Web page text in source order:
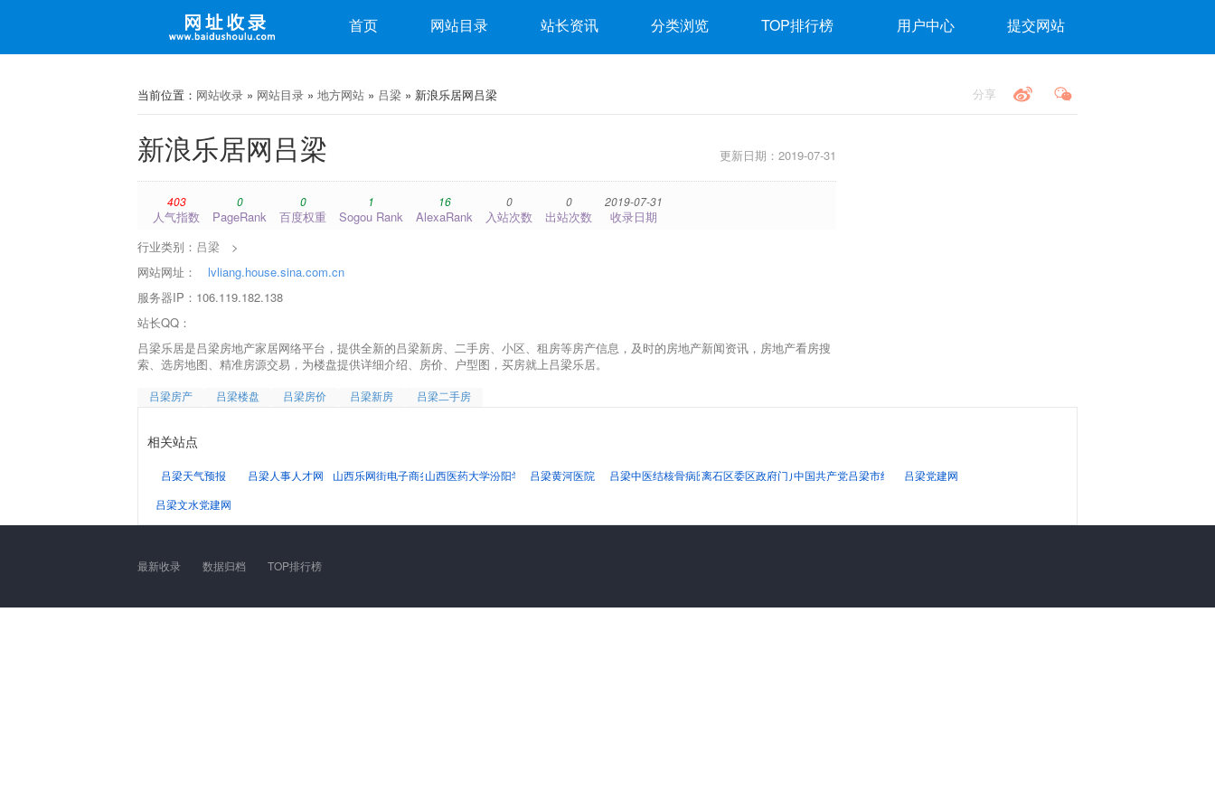
首页 网站目录 站长资讯 分类浏览 TOP排行榜 用户中心 提交网站
分享
微信
当前位置： 网站收录 » 网站目录 » 地方网站 » 吕梁 » 新浪乐居网吕梁
更新日期：2019-07-31
新浪乐居网吕梁
403
人气指数
0
PageRank
0
百度权重
1
Sogou Rank
16
AlexaRank
0
入站次数
0
出站次数
2019-07-31
收录日期
行业类别： 吕梁
>
网站网址：
lvliang.house.sina.com.cn
服务器IP：106.119.182.138
站长QQ：
吕梁乐居是吕梁房地产家居网络平台，提供全新的吕梁新房、二手房、小区、租房等房产信息，及时的房地产新闻资讯，房地产看房搜
索、选房地图、精准房源交易，为楼盘提供详细介绍、房价、户型图，买房就上吕梁乐居。
吕梁房产 吕梁楼盘 吕梁房价 吕梁新房 吕梁二手房
相关站点
吕梁天气预报 吕梁人事人才网 山西乐网街电子商务有限公司山西医药大学汾阳学院吕梁黄河医院 吕梁中医结核骨病医院离石区委区政府门户网站中国共产党吕梁市纪律检查委员会
吕梁党建网
吕梁文水党建网
最新收录 数据归档 TOP排行榜